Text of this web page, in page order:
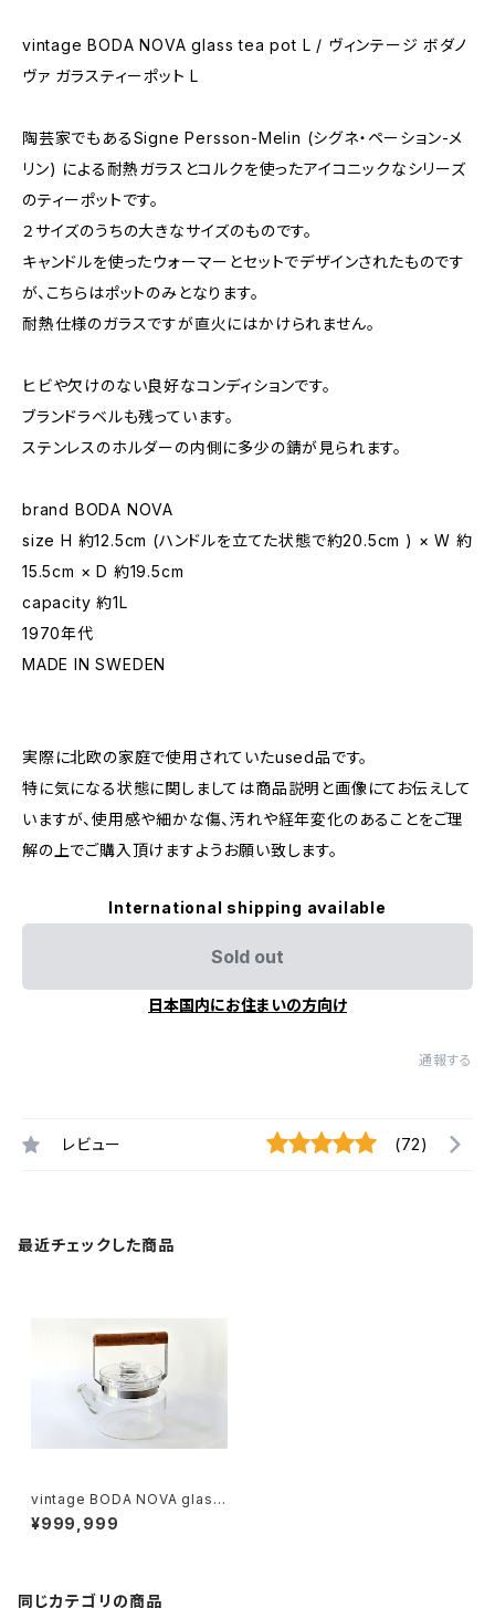
vintage BODA NOVA glass tea pot L / ヴィンテージ ボダノ
ヴァ ガラスティーポット L
陶芸家でもあるSigne Persson-Melin (シグネ・ペーション-メ
リン) による耐熱ガラスとコルクを使ったアイコニックなシリーズ
のティーポットです。
２サイズのうちの大きなサイズのものです。
キャンドルを使ったウォーマーとセットでデザインされたものです
が、こちらはポットのみとなります。
耐熱仕様のガラスですが直火にはかけられません。
ヒビや欠けのない良好なコンディションです。
ブランドラベルも残っています。
ステンレスのホルダーの内側に多少の錆が見られます。
brand BODA NOVA
size H 約12.5cm (ハンドルを立てた状態で約20.5cm ) × W 約
15.5cm × D 約19.5cm
capacity 約1L
1970年代
MADE IN SWEDEN
実際に北欧の家庭で使用されていたused品です。
特に気になる状態に関しましては商品説明と画像にてお伝えして
いますが、使用感や細かな傷、汚れや経年変化のあることをご理
解の上でご購入頂けますようお願い致します。
International shipping available
Sold out
日本国内にお住まいの方向け
通報する
レビュー (72)
最近チェックした商品
vintage BODA NOVA glass
tea pot L / ヴィンテージ ボダ
ノヴァ ガラスティーポット L
¥999,999
同じカテゴリの商品